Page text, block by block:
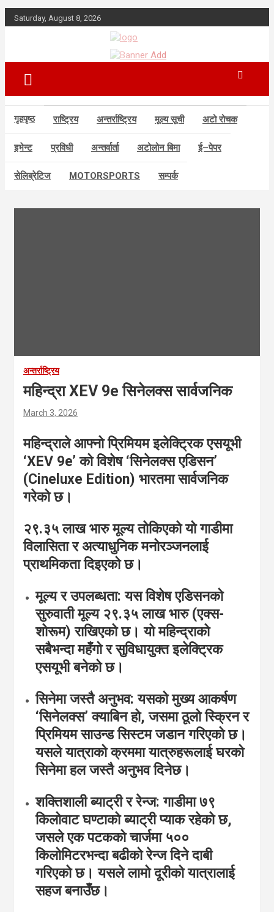
Skip
to
Saturday, August 8, 2026
गृहपृष्ठ राष्ट्रिय अन्तर्राष्ट्रिय मूल्य सूची अटो रोचक
इभेन्ट प्रविधी अन्तर्वार्ता अटोलोन बिमा ई–पेपर
सेलिब्रेटिज MOTORSPORTS सम्पर्क
अन्तर्राष्ट्रिय
महिन्द्रा XEV 9e सिनेलक्स सार्वजनिक
March 3, 2026
महिन्द्राले आफ्नो प्रिमियम इलेक्ट्रिक एसयूभी
‘XEV 9e’ को विशेष ‘सिनेलक्स एडिसन’
(Cineluxe Edition) भारतमा सार्वजनिक
गरेको छ।
२९.३५ लाख भारु मूल्य तोकिएको यो गाडीमा
विलासिता र अत्याधुनिक मनोरञ्जनलाई
प्राथमिकता दिइएको छ।
मूल्य र उपलब्धता: यस विशेष एडिसनको
सुरुवाती मूल्य २९.३५ लाख भारु (एक्स-
शोरूम) राखिएको छ। यो महिन्द्राको
सबैभन्दा महँगो र सुविधायुक्त इलेक्ट्रिक
एसयूभी बनेको छ।
सिनेमा जस्तै अनुभव: यसको मुख्य आकर्षण
‘सिनेलक्स’ क्याबिन हो, जसमा ठूलो स्क्रिन र
प्रिमियम साउन्ड सिस्टम जडान गरिएको छ।
यसले यात्राको क्रममा यात्रुहरूलाई घरको
सिनेमा हल जस्तै अनुभव दिनेछ।
शक्तिशाली ब्याट्री र रेन्ज: गाडीमा ७९
किलोवाट घण्टाको ब्याट्री प्याक रहेको छ,
जसले एक पटकको चार्जमा ५००
किलोमिटरभन्दा बढीको रेन्ज दिने दाबी
गरिएको छ। यसले लामो दूरीको यात्रालाई
सहज बनाउँछ।